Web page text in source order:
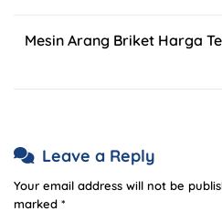
Mesin Arang Briket Harga
Leave a Reply
Your email address will not be
marked *